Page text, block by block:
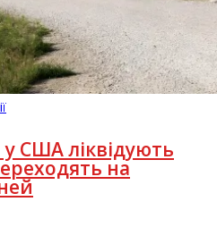
США ліквідують
на